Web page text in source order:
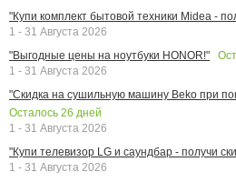
"Купи комплект бытовой техники Midea -
1 - 31 Августа 2026
"Выгодные цены на ноутбуки HONOR!"
1 - 31 Августа 2026
"Скидка на сушильную машину Beko при
Осталось 26 дней
1 - 31 Августа 2026
"Купи телевизор LG и саундбар - получи
1 - 31 Августа 2026